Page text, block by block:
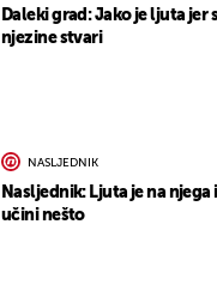
Daleki grad: Jako je ljuta jer
njezine stvari
NASLJEDNIK
Nasljednik: Ljuta je na njega
učini nešto